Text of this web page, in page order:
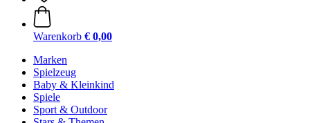
Warenkorb € 0,00
Marken
Spielzeug
Baby & Kleinkind
Spiele
Sport & Outdoor